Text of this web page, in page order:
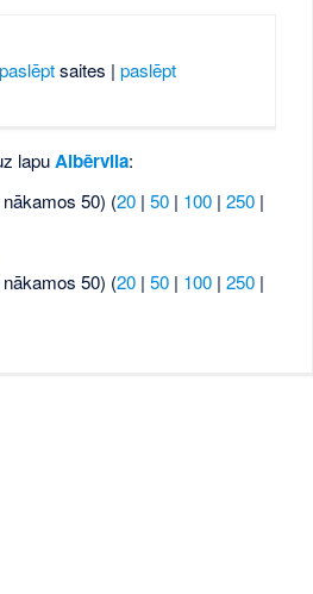
paslēptsaites | paslēpt
lapu Albērvila:
50) (20 |50 | 100 |250 |
50) (20 |50 | 100 |250 |